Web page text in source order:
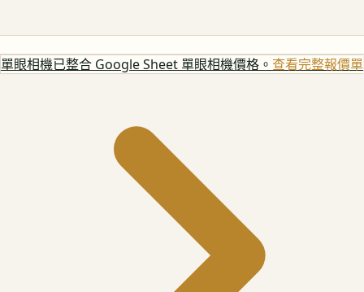
單眼相機已整合 Google Sheet 單眼相機價格。 查看完整報價單